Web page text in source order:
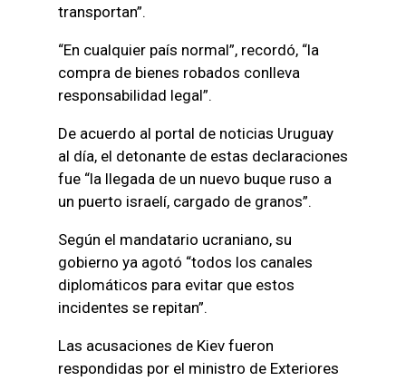
transportan”.
“En cualquier país normal”, recordó, “la
compra de bienes robados conlleva
responsabilidad legal”.
De acuerdo al portal de noticias Uruguay
al día, el detonante de estas declaraciones
fue “la llegada de un nuevo buque ruso a
un puerto israelí, cargado de granos”.
Según el mandatario ucraniano, su
gobierno ya agotó “todos los canales
diplomáticos para evitar que estos
incidentes se repitan”.
Las acusaciones de Kiev fueron
respondidas por el ministro de Exteriores